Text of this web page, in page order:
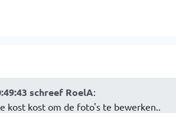
schreef RoelA:
kost kost om de foto's te bewerken..